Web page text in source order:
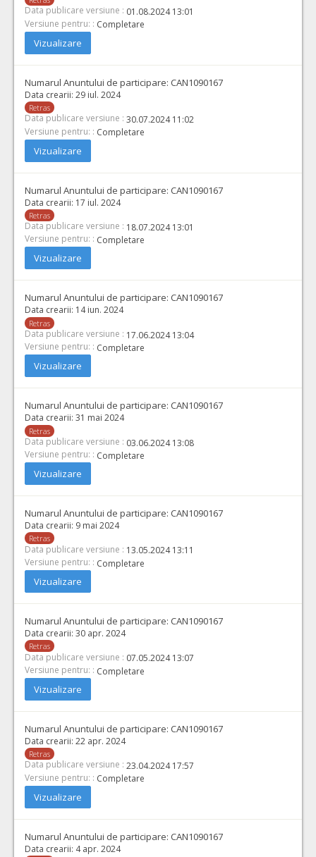
Data publicare versiune : 01.08.2024 13:01
Versiune pentru: : Completare
Vizualizare
Numarul Anuntului de participare: CAN1090167
Data crearii: 29 iul. 2024
Retras
Data publicare versiune : 30.07.2024 11:02
Versiune pentru: : Completare
Vizualizare
Numarul Anuntului de participare: CAN1090167
Data crearii: 17 iul. 2024
Retras
Data publicare versiune : 18.07.2024 13:01
Versiune pentru: : Completare
Vizualizare
Numarul Anuntului de participare: CAN1090167
Data crearii: 14 iun. 2024
Retras
Data publicare versiune : 17.06.2024 13:04
Versiune pentru: : Completare
Vizualizare
Numarul Anuntului de participare: CAN1090167
Data crearii: 31 mai 2024
Retras
Data publicare versiune : 03.06.2024 13:08
Versiune pentru: : Completare
Vizualizare
Numarul Anuntului de participare: CAN1090167
Data crearii: 9 mai 2024
Retras
Data publicare versiune : 13.05.2024 13:11
Versiune pentru: : Completare
Vizualizare
Numarul Anuntului de participare: CAN1090167
Data crearii: 30 apr. 2024
Retras
Data publicare versiune : 07.05.2024 13:07
Versiune pentru: : Completare
Vizualizare
Numarul Anuntului de participare: CAN1090167
Data crearii: 22 apr. 2024
Retras
Data publicare versiune : 23.04.2024 17:57
Versiune pentru: : Completare
Vizualizare
Numarul Anuntului de participare: CAN1090167
Data crearii: 4 apr. 2024